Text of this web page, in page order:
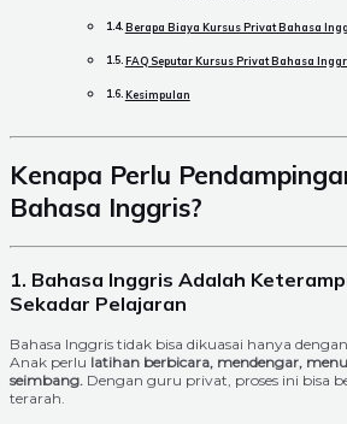
Berapa Biaya Kursus Privat Bahasa
FAQ Seputar Kursus Privat Bahasa
Kesimpulan
Kenapa Perlu
Bahasa Inggris?
1. Bahasa Inggris Adalah
Sekadar Pelajaran
Bahasa Inggris tidak bisa dikuasai hanya
Anak perlu latihan berbicara, mendengar,
seimbang. Dengan guru privat, proses ini bisa
terarah.